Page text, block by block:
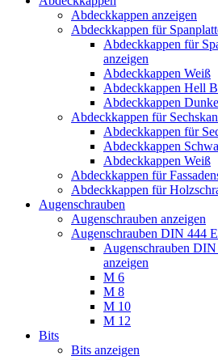
Abdeckkappen anzeigen
Abdeckkappen für
Abdeckkappen für
anzeigen
Abdeckkappen Weiß
Abdeckkappen Hell
Abdeckkappen
Abdeckkappen für
Abdeckkappen für
Abdeckkappen
Abdeckkappen Weiß
Abdeckkappen für
Abdeckkappen für
Augenschrauben
Augenschrauben anzeigen
Augenschrauben DIN 444
Augenschrauben
anzeigen
M 6
M 8
M 10
M 12
Bits
Bits anzeigen